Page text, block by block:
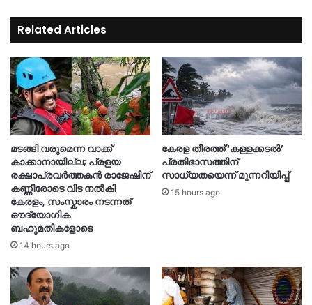
Related Articles
മടങ്ങി വരുമെന്ന വാക്ക്
കാക്കാനായില്ല; പ്രളയ
രക്ഷാപ്രവർത്തകൻ രാജേഷിന്
കണ്ണീരോടെ വിട നൽകി
കേരളം, സംസ്കാരം നടന്നത്
ഔദ്യോ​ഗിക
ബഹുമതികളോടെ
14 hours ago
കേരള തീരത്ത് ‘കള്ളക്കടൽ’
പ്രതിഭാസത്തിന്
സാധ്യതയെന്ന് മുന്നറിയിപ്പ്
15 hours ago